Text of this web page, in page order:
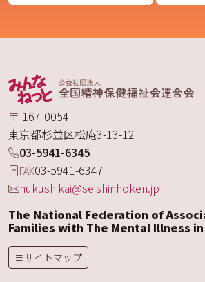
〒 167-0054
東京都杉並区松庵3-13-12
03-5941-6345
FAX03-5941-6347
hukushikai@seishinhoken.jp
The National Federation of
Families with The Mental Illness
サイトマップ